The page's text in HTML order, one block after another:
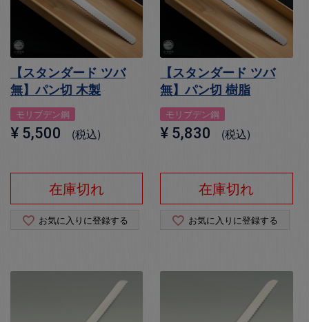
【スタンダード ツバ
無】パン切 木製
モリブデン鋼
¥ 5,500 税込
在庫切れ
お気に入りに登録する
【スタンダード ツバ
無】パン切 樹脂
モリブデン鋼
¥ 5,830 税込
在庫切れ
お気に入りに登録する